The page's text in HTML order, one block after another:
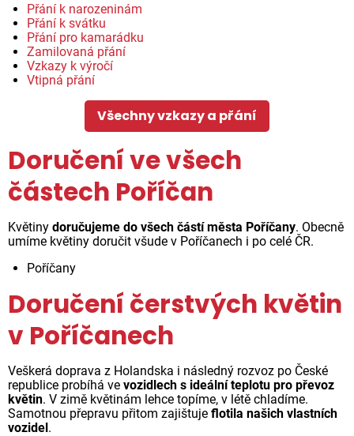
Přání k narozeninám
Přání k svátku
Přání pro kamarádku
Zamilovaná přání
Vzkazy k výročí
Vtipná přání
Všechny vzkazy a přání
Doručení ve všech
částech Poříčan
Květiny doručujeme do všech částí města Poříčany. Obecně
umíme květiny doručit všude v Poříčanech i po celé ČR.
Poříčany
Doručení čerstvých květin
v Poříčanech
Veškerá doprava z Holandska i následný rozvoz po České
republice probíhá ve vozidlech s ideální teplotu pro převoz
květin. V zimě květinám lehce topíme, v létě chladíme.
Samotnou přepravu přitom zajištuje flotila našich vlastních
vozidel.